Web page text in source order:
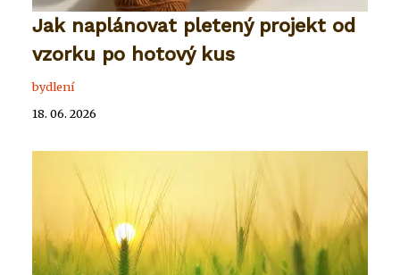
Jak naplánovat pletený projekt od
vzorku po hotový kus
bydlení
18. 06. 2026